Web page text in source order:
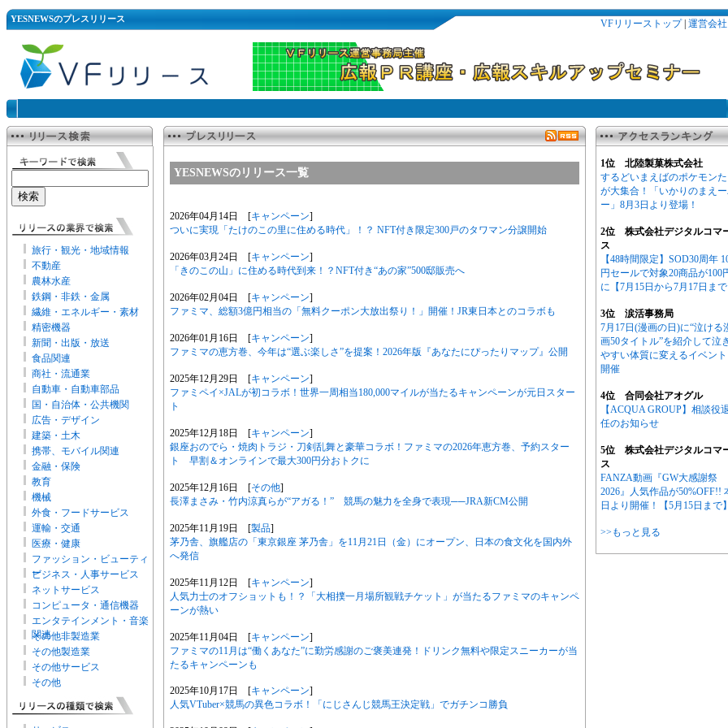
YESNEWSのプレスリリース VFリリーストップ| 運営会社
旅行・観光・地域情報
不動産
農林水産
鉄鋼・非鉄・金属
繊維・エネルギー・素材
精密機器
新聞・出版・放送
食品関連
商社・流通業
自動車・自動車部品
国・自治体・公共機関
広告・デザイン
建築・土木
携帯、モバイル関連
金融・保険
教育
機械
外食・フードサービス
運輸・交通
医療・健康
ファッション・ビューティ
ー
ビジネス・人事サービス
ネットサービス
コンピュータ・通信機器
エンタテインメント・音楽
関連
その他非製造業
その他製造業
その他サービス
その他
YESNEWSのリリース一覧
2026年04月14日 [キャンペーン]
ついに実現「たけのこの里に住める時代」！？ NFT付き限定300戸のタワマン分譲開始
2026年03月24日 [キャンペーン]
「きのこの山」に住める時代到来！？NFT付き“あの家”500邸販売へ
2026年02月04日 [キャンペーン]
ファミマ、総額3億円相当の「無料クーポン大放出祭り！」開催！JR東日本とのコラボも
2026年01月16日 [キャンペーン]
ファミマの恵方巻、今年は“選ぶ楽しさ”を提案！2026年版『あなたにぴったりマップ』公開
2025年12月29日 [キャンペーン]
ファミペイ×JALが初コラボ！世界一周相当180,000マイルが当たるキャンペーンが元日スター
ト
2025年12月18日 [キャンペーン]
銀座おのでら・焼肉トラジ・刀剣乱舞と豪華コラボ！ファミマの2026年恵方巻、予約スター
ト 早割＆オンラインで最大300円分おトクに
2025年12月16日 [その他]
長澤まさみ・竹内涼真らが“アガる！” 競馬の魅力を全身で表現──JRA新CM公開
2025年11月19日 [製品]
茅乃舎、旗艦店の「東京銀座 茅乃舎」を11月21日（金）にオープン、日本の食文化を国内外
へ発信
2025年11月12日 [キャンペーン]
人気力士のオフショットも！？「大相撲一月場所観戦チケット」が当たるファミマのキャンペ
ーンが熱い
2025年11月04日 [キャンペーン]
ファミマの11月は“働くあなた”に勤労感謝のご褒美連発！ドリンク無料や限定スニーカーが当
たるキャンペーンも
2025年10月17日 [キャンペーン]
人気VTuber×競馬の異色コラボ！「にじさんじ競馬王決定戦」でガチンコ勝負
1位 北陸製菓株式会社
するどいまえばのポケモン
が大集合！「いかりのまえ
ー」8月3日より登場！
2位 株式会社デジタルコマ
ス
【48時間限定】SOD30周年
円セールで対象20商品が100
に【7月15日から7月17日まで
3位 涙活事務局
7月17日(漫画の日)に“泣ける
画50タイトル”を紹介して泣
やすい体質に変えるイベン
開催
4位 合同会社アオグル
【ACQUA GROUP】相談役
任のお知らせ
5位 株式会社デジタルコマ
ス
FANZA動画『GW大感謝祭
2026』人気作品が50%OFF!!
日より開催！【5月15日まで】
>>もっと見る